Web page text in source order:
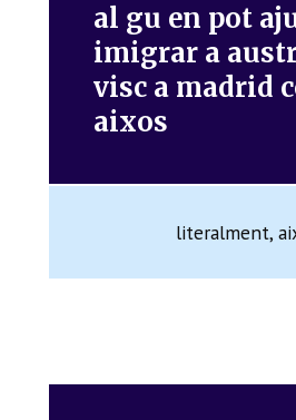
al gu en pot
imigrar a
visc a madrid
aixos
literalment,